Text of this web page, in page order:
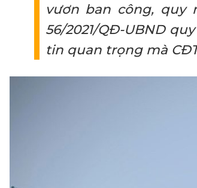
vươn ban công,
56/2021/QĐ-UBND
tin quan trọng mà